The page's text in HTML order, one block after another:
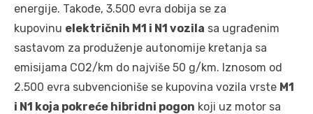
energije. Takođe, 3.500 evra dobija se za
kupovinu električnih M1 i N1 vozila sa ugrađenim
sastavom za produženje autonomije kretanja sa
emisijama CO2/km do najviše 50 g/km. Iznosom od
2.500 evra subvencioniše se kupovina vozila vrste M1
i N1 koja pokreće hibridni pogon koji uz motor sa